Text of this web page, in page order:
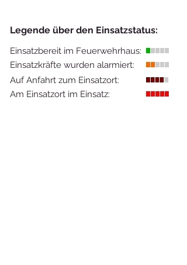
Legende über den Einsatzstatus:
Einsatzbereit im Feuerwehrhaus:
Einsatzkräfte wurden alarmiert:
Auf Anfahrt zum Einsatzort:
Am Einsatzort im Einsatz: